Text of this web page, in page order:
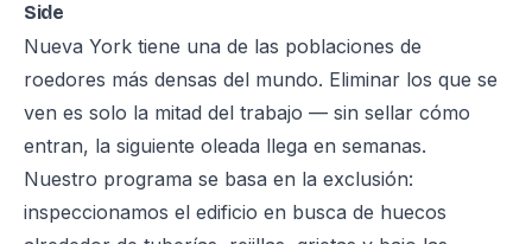
Side
Nueva York tiene una de las poblaciones de
roedores más densas del mundo. Eliminar los que se
ven es solo la mitad del trabajo — sin sellar cómo
entran, la siguiente oleada llega en semanas.
Nuestro programa se basa en la exclusión:
inspeccionamos el edificio en busca de huecos